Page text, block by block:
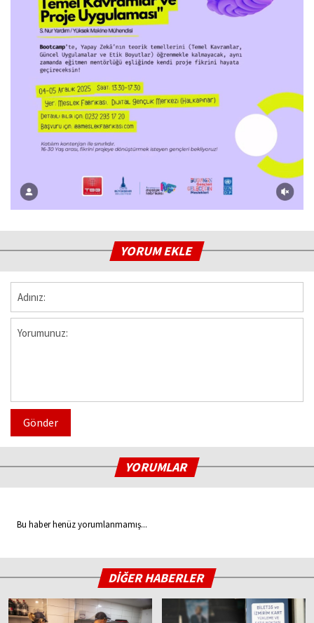
YORUM EKLE
Gönder
YORUMLAR
Bu haber henüz yorumlanmamış...
DİĞER HABERLER